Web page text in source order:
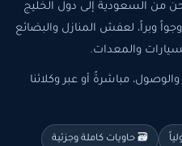
من السعودية إلى دول الخليج
وجواً وبراً، لعفش المنازل والبضائع
والمعدات.
مباشرةً أو عبر وكلائنا
🗃️ حاويات كاملة وجزئية